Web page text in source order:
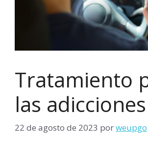
Tratamiento
las adicciones
22 de agosto de 2023 porweupgo